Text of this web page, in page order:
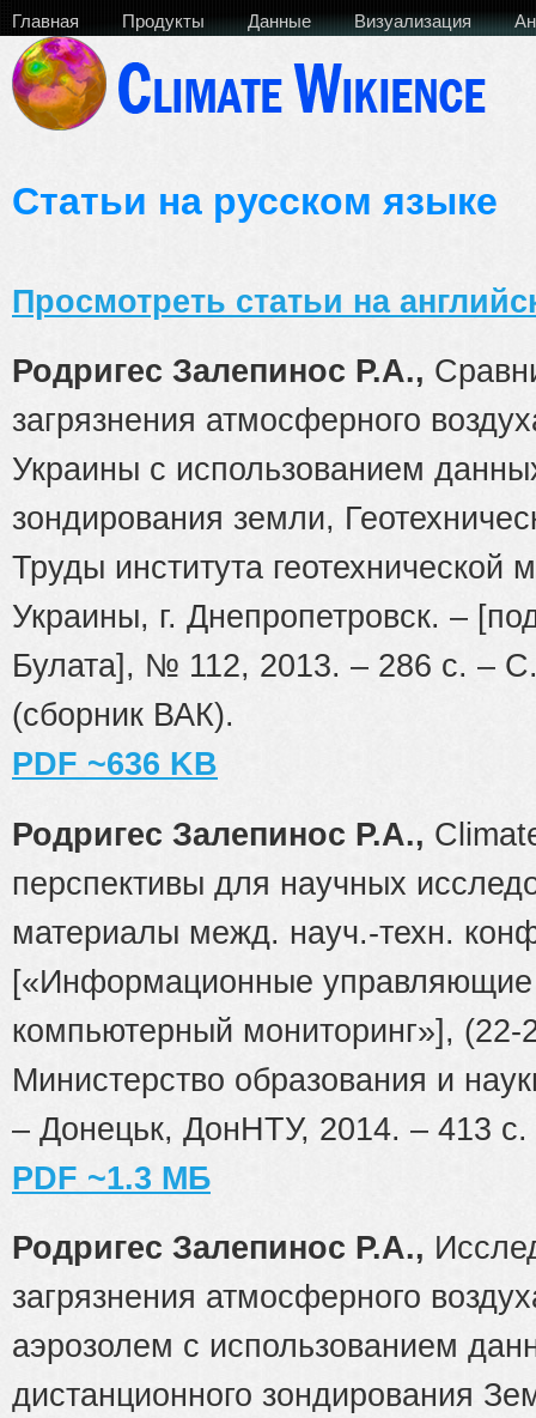
Главная Продукты Данные Визуализация
Статьи на русском языке
Просмотреть статьи на
Родригес Залепинос Р.А.,
загрязнения атмосферного
Украины с использованием
зондирования земли,
Труды института геотехнической
Украины, г. Днепропетровск. –
Булата], № 112, 2013. – 286 с. –
(сборник ВАК).
PDF ~636 KB
Родригес Залепинос Р.А.,
перспективы для научных
материалы межд. науч.-техн.
[«Информационные
компьютерный мониторинг»], (22-
Министерство образования и
– Донецьк, ДонНТУ, 2014. – 413
PDF ~1.3 МБ
Родригес Залепинос Р.А.,
загрязнения атмосферного
аэрозолем с использованием
дистанционного зондирования